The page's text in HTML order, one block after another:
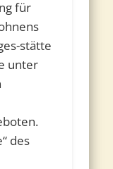
für
stätte
unter
des